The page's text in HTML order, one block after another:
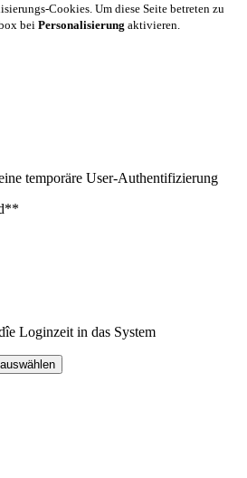
Cookies. Um diese Seite betreten zu
bei Personalisierung aktivieren.
temporäre User-Authentifizierung
Loginzeit in das System